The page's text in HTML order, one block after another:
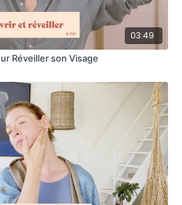
03:49
Réveiller son Visage